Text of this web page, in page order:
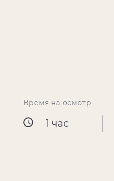
Время на осмотр
1 час